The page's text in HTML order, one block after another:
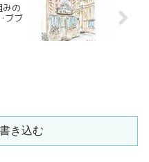
みの
ブブ
き込む